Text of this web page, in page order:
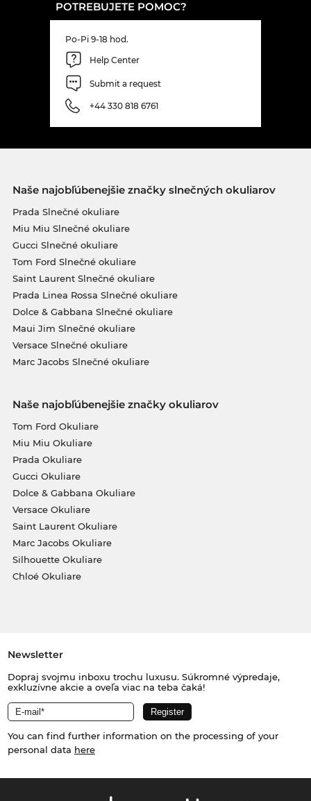
POTREBUJETE POMOC?
Po-Pi 9-18 hod.
Help Center
Submit a request
+44 330 818 6761
Naše najobľúbenejšie značky slnečných okuliarov
Prada Slnečné okuliare
Miu Miu Slnečné okuliare
Gucci Slnečné okuliare
Tom Ford Slnečné okuliare
Saint Laurent Slnečné okuliare
Prada Linea Rossa Slnečné okuliare
Dolce & Gabbana Slnečné okuliare
Maui Jim Slnečné okuliare
Versace Slnečné okuliare
Marc Jacobs Slnečné okuliare
Naše najobľúbenejšie značky okuliarov
Tom Ford Okuliare
Miu Miu Okuliare
Prada Okuliare
Gucci Okuliare
Dolce & Gabbana Okuliare
Versace Okuliare
Saint Laurent Okuliare
Marc Jacobs Okuliare
Silhouette Okuliare
Chloé Okuliare
Newsletter
Dopraj svojmu inboxu trochu luxusu. Súkromné výpredaje,
exkluzívne akcie a oveľa viac na teba čaká!
You can find further information on the processing of your
personal data here